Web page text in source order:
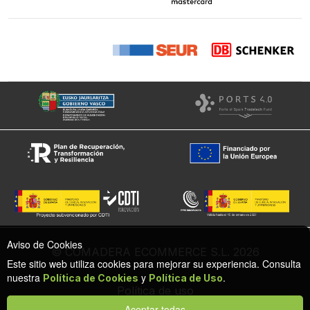
© COMADERA ECOMMERCE S.L. 2026
Política de cookies
Aviso de Cookies
Este sitio web utiliza cookies para mejorar su experiencia. Consulta
nuestra Política de Cookies y Política de Uso.